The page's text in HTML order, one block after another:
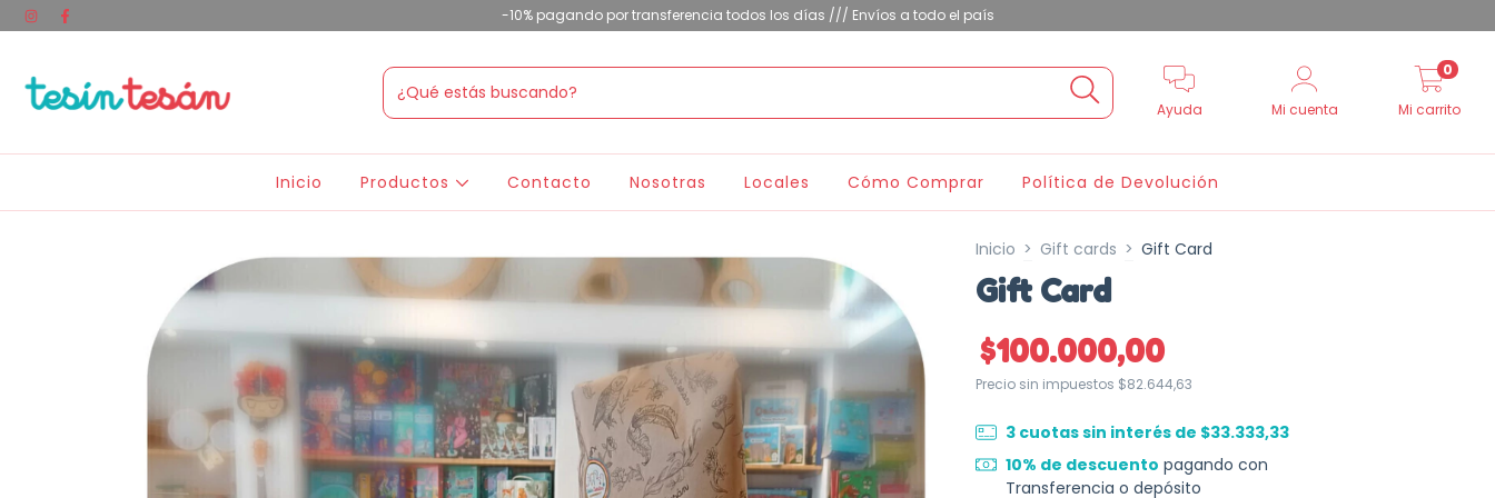
-10% pagando por transferencia todos los días /// Envíos a todo el país
Ayuda Mi cuenta Mi carrito
0
Inicio Productos Contacto Nosotras Locales Cómo Comprar Política de Devolución
Inicio > Gift cards > Gift Card
Gift Card
$100.000,00
Precio sin impuestos $82.644,63
3 cuotas sin interés de $33.333,33
10% de descuento pagando con
Transferencia o depósito